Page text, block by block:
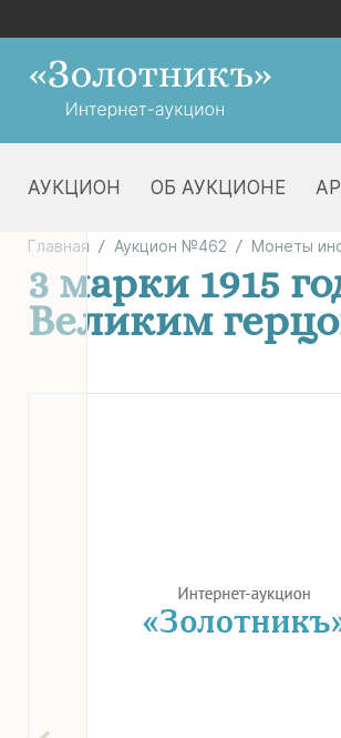
АУКЦИОН ОБ АУКЦИОНЕ
Главная Аукцион №462 Монеты
3 марки 1915
Великим